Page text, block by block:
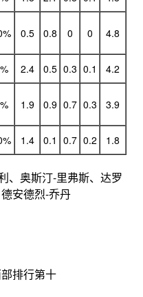
0.5 0.8 0 0 4.8
2.4 0.5 0.3 0.1
4.2
1.9 0.9 0.7 0.3 3.9
1.4 0.1 0.7 0.2 1.8
、奥斯汀-里弗斯、达罗
安德烈-乔丹
排行第十